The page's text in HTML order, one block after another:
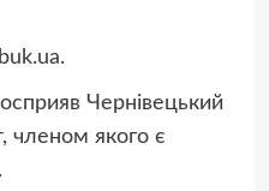
Чернівецький
членом якого є